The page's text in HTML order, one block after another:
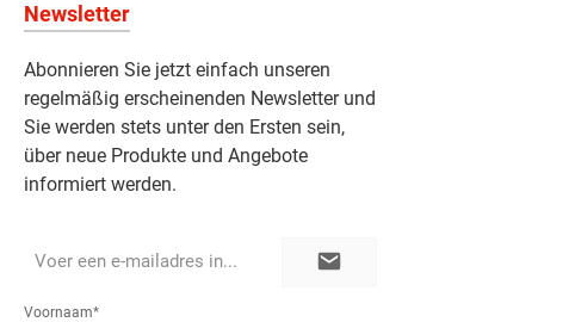
Newsletter
Abonnieren Sie jetzt einfach unseren
regelmäßig erscheinenden Newsletter und
Sie werden stets unter den Ersten sein,
über neue Produkte und Angebote
informiert werden.
mailadres*
Voornaam*